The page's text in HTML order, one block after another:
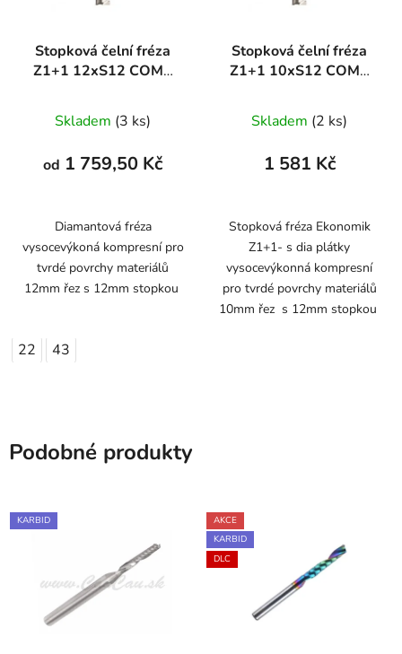
Stopková čelní fréza
Z1+1 12xS12 COMP
Skladem (3 ks)
od 1 759,50 Kč
Diamantová fréza
vysocevýkoná kompresní pro
tvrdé povrchy materiálů
12mm řez s 12mm stopkou
22 43
Stopková čelní fréza
Z1+1 10xS12 COMP
Skladem (2 ks)
1 581 Kč
Stopková fréza Ekonomik
Z1+1- s dia plátky
vysocevýkonná kompresní
pro tvrdé povrchy materiálů
10mm řez s 12mm stopkou
Podobné produkty
KARBID
AKCE
KARBID
DLC